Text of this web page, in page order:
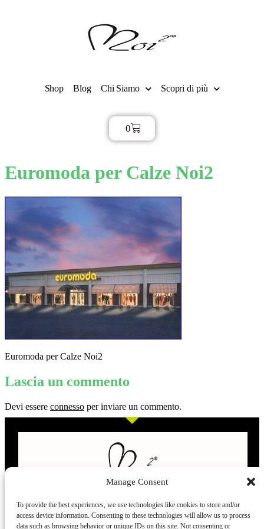
Manage Consent
To provide the best experiences, we use technologies like cookies to store and/or
access device information. Consenting to these technologies will allow us to process
data such as browsing behavior or unique IDs on this site. Not consenting or
Shop Blog Chi Siamo Scopri di più
0
Euromoda per Calze Noi2
Euromoda per Calze Noi2
Lascia un commento
Devi essere connesso per inviare un commento.